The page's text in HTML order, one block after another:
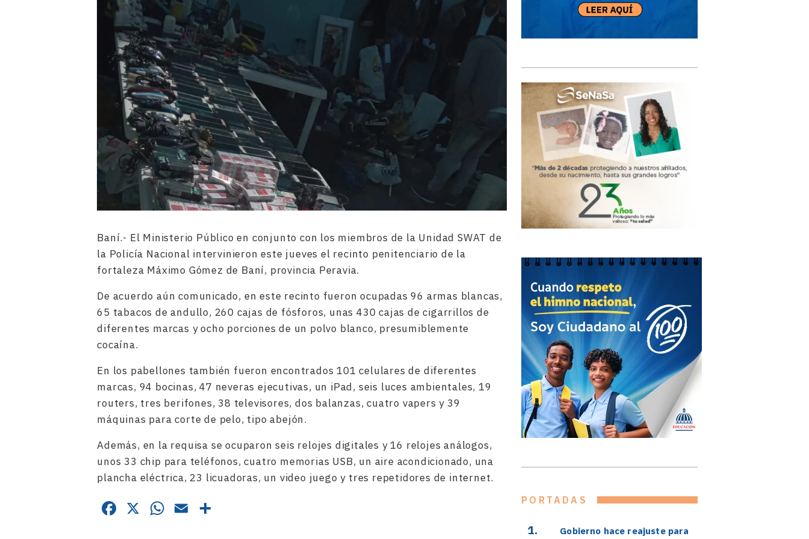
Baní.- El Ministerio Público en conjunto con los miembros de la Unidad SWAT de
la Policía Nacional intervinieron este jueves el recinto penitenciario de la
fortaleza Máximo Gómez de Baní, provincia Peravia.
De acuerdo aún comunicado, en este recinto fueron ocupadas 96 armas blancas,
65 tabacos de andullo, 260 cajas de fósforos, unas 430 cajas de cigarrillos de
diferentes marcas y ocho porciones de un polvo blanco, presumiblemente
cocaína.
En los pabellones también fueron encontrados 101 celulares de diferentes
marcas, 94 bocinas, 47 neveras ejecutivas, un iPad, seis luces ambientales, 19
routers, tres berifones, 38 televisores, dos balanzas, cuatro vapers y 39
máquinas para corte de pelo, tipo abejón.
Además, en la requisa se ocuparon seis relojes digitales y 16 relojes análogos,
unos 33 chip para teléfonos, cuatro memorias USB, un aire acondicionado, una
plancha eléctrica, 23 licuadoras, un video juego y tres repetidores de internet.
Facebook
X WhatsApp
Email PORTADAS
Gobierno hace reajuste para